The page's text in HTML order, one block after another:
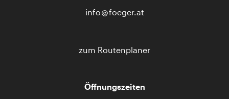
info
foeger.at
zum Routenplaner
Öffnungszeiten